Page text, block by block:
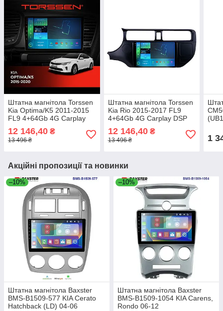
Штатна магнітола Torssen
Kia Optima/K5 2011-2015
FL9 4+64Gb 4G Carplay
12 146,40 ₴
13 496 ₴
Штатна магнітола Torssen
Kia Rio 2015-2017 FL9
4+64Gb 4G Carplay DSP
12 146,40₴
13 496 ₴ 1
Акційні пропозиції та новинки
–10%
Штатна магнітола Baxster
BMS-B1509-577 KIA Cerato
Hatchback (LD) 04-06
–10%
Штатна магнітола Baxster
BMS-B1509-1054 KIA Carens,
Rondo 06-12